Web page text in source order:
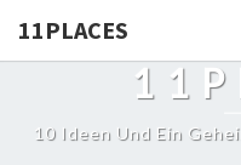
11PLACES
10 Ideen Und Ein